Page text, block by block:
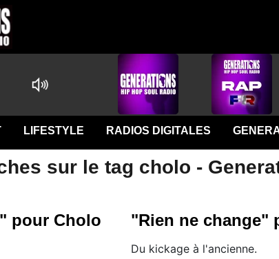
LIFESTYLE RADIOS DIGITALES
sur le tag cholo -
pour Cholo "Rien ne change"
Du kickage à l'ancienne.